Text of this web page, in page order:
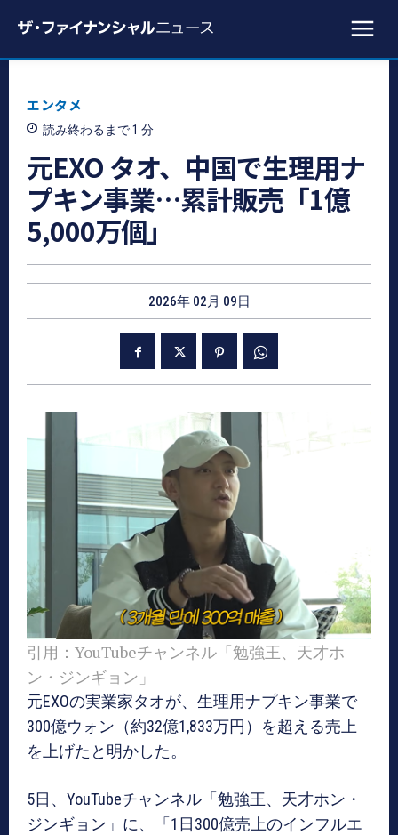
エンタメ
読み終わるまで 1 分
元EXO タオ、中国で生理用ナ
プキン事業⋯累計販売「1億
5,000万個」
2026年 02月 09日
引用：YouTubeチャンネル「勉強王、天才ホ
ン・ジンギョン」
元EXOの実業家タオが、生理用ナプキン事業で
300億ウォン（約32億1,833万円）を超える売上
を上げたと明かした。
5日、YouTubeチャンネル「勉強王、天才ホン・
ジンギョン」に、「1日300億売上のインフルエ